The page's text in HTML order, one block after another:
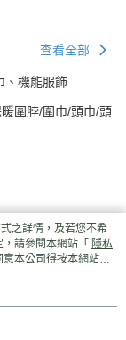
查看全部
、機能服飾
圍脖/圍巾/頭巾/頭
之詳情，及若您不希
請參閱本網站「 隱私
本公司得按本網站使